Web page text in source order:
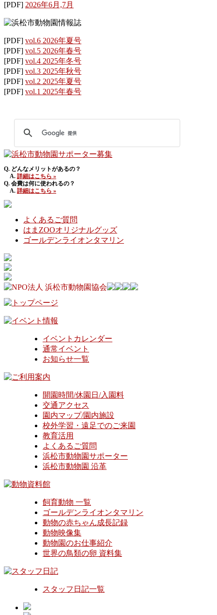
[PDF] 2026年6月,7月
[PDF] vol.6 2026年夏号
[PDF] vol.5 2026年春号
[PDF] vol.4 2025年冬号
[PDF] vol.3 2025年秋号
[PDF] vol.2 2025年夏号
[PDF] vol.1 2025年春号
Q. どんなメリットがあるの？
A. 詳細はこちら »
Q. 会費は何に使われるの？
A. 詳細はこちら »
よくあるご質問
はまZOOオリジナルグッズ
ゴールデンライオンタマリン
イベントカレンダー
通常イベント
お知らせ一覧
開園時間/休園日/入園料
交通アクセス
園内マップ/園内施設
校外学習・遠足でのご来園
教育活用
よくあるご質問
浜松市動物園サポーター
浜松市動物園 沿革
飼育動物 一覧
ゴールデンライオンタマリン
動物の赤ちゃん成長記録
動物映像集
動物園のお仕事紹介
世界の鳥類の卵 資料集
スタッフ日記一覧